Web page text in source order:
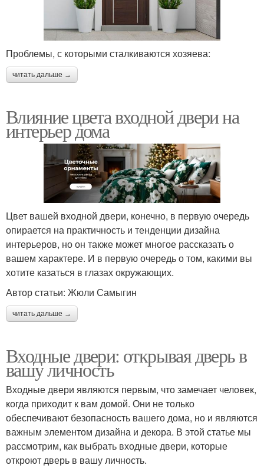
Проблемы, с которыми сталкиваются хозяева:
читать дальше →
Влияние цвета входной двери на
интерьер дома
Цвет вашей входной двери, конечно, в первую очередь
опирается на практичность и тенденции дизайна
интерьеров, но он также может многое рассказать о
вашем характере. И в первую очередь о том, какими вы
хотите казаться в глазах окружающих.
Автор статьи: Жюли Самыгин
читать дальше →
Входные двери: открывая дверь в
вашу личность
Входные двери являются первым, что замечает человек,
когда приходит к вам домой. Они не только
обеспечивают безопасность вашего дома, но и являются
важным элементом дизайна и декора. В этой статье мы
рассмотрим, как выбрать входные двери, которые
откроют дверь в вашу личность.